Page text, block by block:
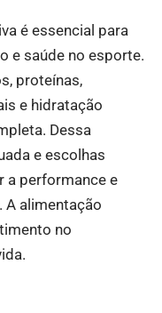
é essencial para
e saúde no esporte.
proteínas,
e hidratação
Dessa
e escolhas
a performance e
A alimentação
no